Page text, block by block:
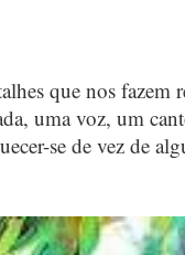
que nos fazem
uma voz, um
se de vez de